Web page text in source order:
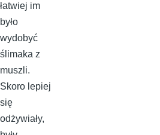
łatwiej im
było
wydobyć
ślimaka z
muszli.
Skoro lepiej
się
odżywiały,